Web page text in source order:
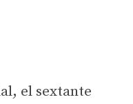
el sextante